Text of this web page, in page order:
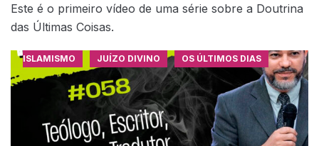
Este é o primeiro vídeo de uma série sobre a Doutrina
das Últimas Coisas.
ISLAMISMO JUÍZO DIVINO OS ÚLTIMOS DIAS